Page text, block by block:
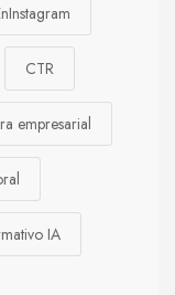
CTR
empresarial
IA